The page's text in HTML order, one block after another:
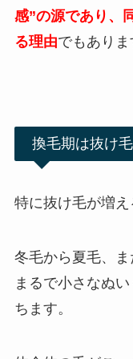
感”の源であり、
る理由でもありま
換毛期は抜け
特に抜け毛が増え
冬毛から夏毛、ま
まるで小さなぬ
ちます。